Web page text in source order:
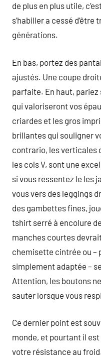
de plus en plus utile,
s’habiller a cessé
générations.
En bas, portez des
ajustés. Une coupe
parfaite. En haut, pariez
qui valoriseront vos
criardes et les gros
brillantes qui souligner
contrario, les verticales
les cols V, sont une
si vous ressentez le les
vous vers des leggings
des gambettes fines,
tshirt serré à encolure
manches courtes
chemisette cintrée ou –
simplement adaptée –
Attention, les boutons
sauter lorsque vous
Ce dernier point est
monde, et pourtant il
votre résistance au